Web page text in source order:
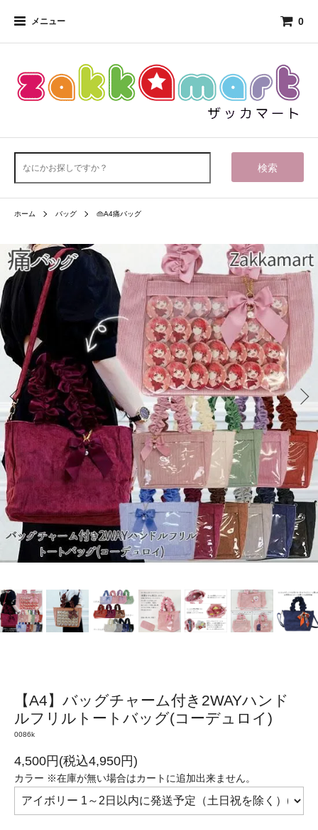
メニュー 0
検索
ホーム バッグ 👜A4痛バッグ
【A4】バッグチャーム付き2WAYハンド
ルフリルトートバッグ(コーデュロイ)
0086k
4,500円(税込4,950円)
カラー ※在庫が無い場合はカートに追加出来ません。